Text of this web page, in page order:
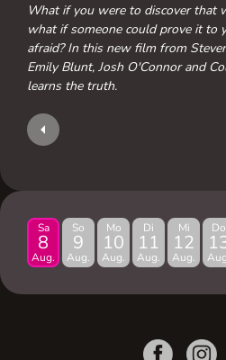
What if you were to discover that
what if someone could prove it to
afraid? In this new film from
Emily Blunt, Josh O'Connor and
learns the truth.
Sa
8
Aug.
So
9
Aug.
Mo
10
Aug.
Di
11
Aug.
Mi
12
Aug.
Do